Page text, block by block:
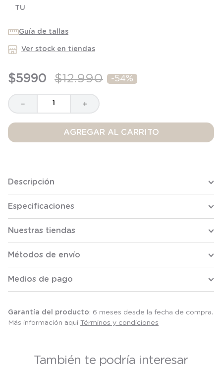
TU
Guía de tallas
Ver stock en tiendas
$5990 $12.990 -54%
＋
－
AGREGAR AL CARRITO
Descripción
Especificaciones
Nuestras tiendas
Métodos de envío
Medios de pago
Garantía del producto: 6 meses desde la fecha de compra.
Más información aquí Términos y condiciones
También te podría interesar
8.
saco
zapatillas niño